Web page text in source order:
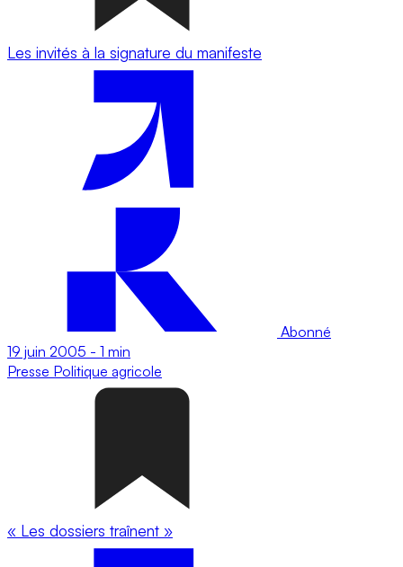
Les invités à la signature du manifeste
Abonné
19 juin 2005 - 1 min
Presse Politique agricole
« Les dossiers traînent »